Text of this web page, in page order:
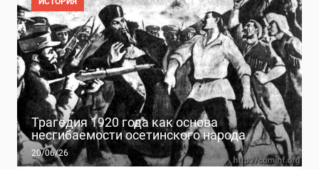
Трагедия 1920 года как основа
несгибаемости осетинского народа
20/06/26